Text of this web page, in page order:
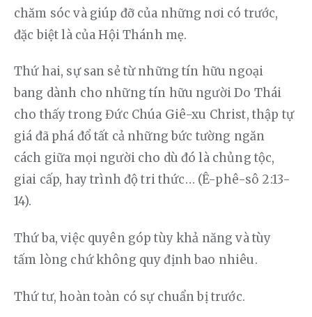
chăm sóc và giúp đỡ của những nơi có trước,
đặc biệt là của Hội Thánh mẹ.
Thứ hai, sự san sẻ từ những tín hữu ngoại
bang dành cho những tín hữu người Do Thái
cho thấy trong Đức Chúa Giê-xu Christ, thập tự
giá đã phá đổ tất cả những bức tường ngăn
cách giữa mọi người cho dù đó là chủng tộc,
giai cấp, hay trình độ tri thức… (Ê-phê-sô 2:13-
14).
Thứ ba, việc quyên góp tùy khả năng và tùy
tấm lòng chứ không quy định bao nhiêu.
Thứ tư, hoàn toàn có sự chuẩn bị trước.